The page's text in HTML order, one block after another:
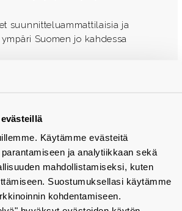
Käytämme evästeitä
ja analytiikkaan sekä
mahdollistamiseksi, kuten
Suostumuksellasi käytämme
kohdentamiseen.
suunnitteluammattilaisia ja
Suomen jo kahdessa
mielellämme